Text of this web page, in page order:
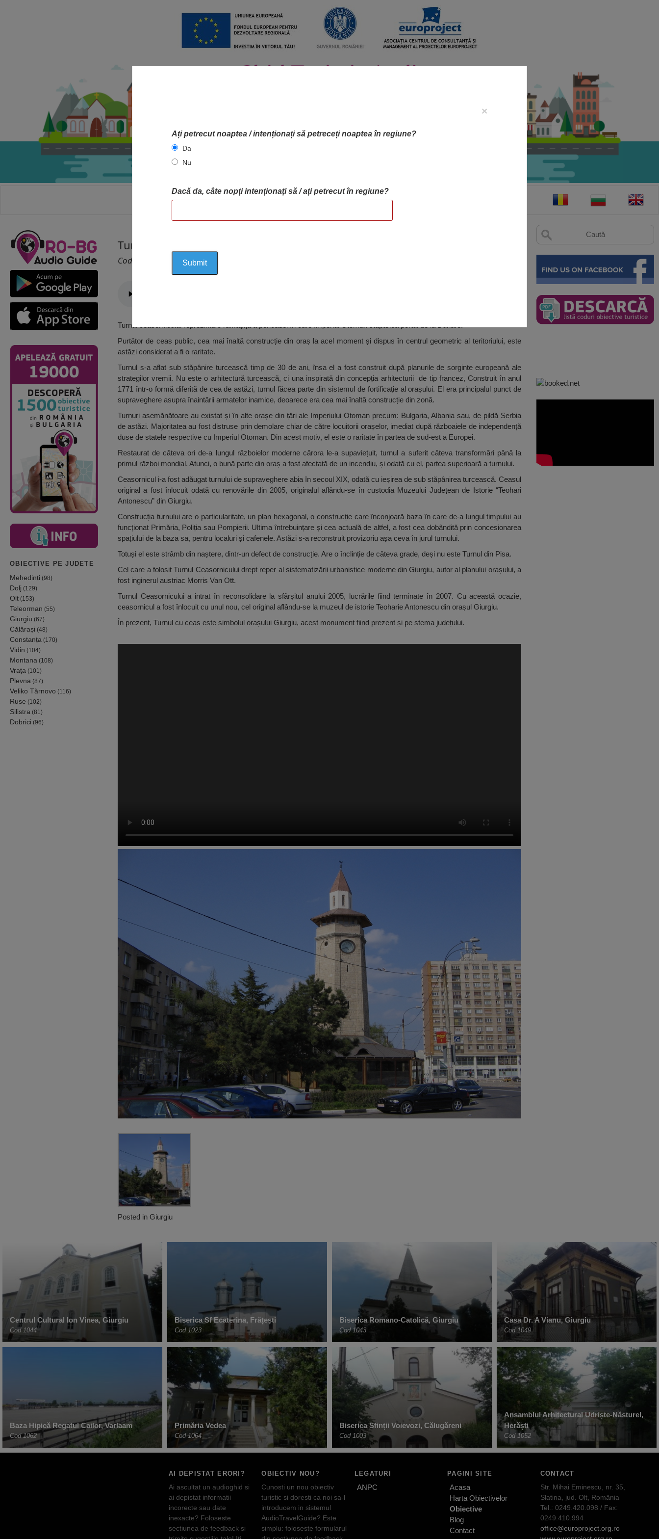
ACASA HARTA OBIECTIVELOR OBIECTIVE
OBIECTIVE PE JUDETE
Mehedinți (98)
Dolj (129)
Olt (153)
Teleorman (55)
Giurgiu (67)
Călărași (48)
Constanța (170)
Vidin (104)
Montana (108)
Vrața (101)
Plevna (87)
Veliko Tărnovo (116)
Ruse (102)
Silistra (81)
Dobrici (96)
Turnul Ceasornicarului, Giurgiu
Cod 1032
Turnul ceasornicului reprezintă o rămășiță a perioadei în care Imperiul Otoman stăpânea portul de la Dunăre.
Purtător de ceas public, cea mai înaltă construcție din oraș la acel moment și dispus în centrul geometric al teritoriului, este
astăzi considerat a fi o raritate.
Turnul s-a aflat sub stăpânire turcească timp de 30 de ani, însa el a fost construit după planurile de sorginte europeană ale
strategilor vremii. Nu este o arhitectură turcească, ci una inspirată din concepția arhitecturii de tip francez, Construit în anul
1771 într-o formă diferită de cea de astăzi, turnul făcea parte din sistemul de fortificație al orașului. El era principalul punct de
supraveghere asupra înaintării armatelor inamice, deoarece era cea mai înaltă construcție din zonă.
Turnuri asemănătoare au existat și în alte orașe din țări ale Imperiului Otoman precum: Bulgaria, Albania sau, de pildă Serbia
de astăzi. Majoritatea au fost distruse prin demolare chiar de către locuitorii orașelor, imediat după războaiele de independență
duse de statele respective cu Imperiul Otoman. Din acest motiv, el este o raritate în partea de sud-est a Europei.
Restaurat de câteva ori de-a lungul războielor moderne cărora le-a supaviețuit, turnul a suferit câteva transformări până la
primul război mondial. Atunci, o bună parte din oraș a fost afectată de un incendiu, și odată cu el, partea superioară a turnului.
Ceasornicul i-a fost adăugat turnului de supraveghere abia în secoul XIX, odată cu ieșirea de sub stăpânirea turcească. Ceasul
original a fost înlocuit odată cu renovările din 2005, originalul aflându-se în custodia Muzeului Județean de Istorie “Teohari
Antonescu” din Giurgiu.
Construcția turnului are o particularitate, un plan hexagonal, o construcție care înconjoară baza în care de-a lungul timpului au
funcționat Primăria, Poliția sau Pompierii. Ultima întrebuințare și cea actuală de altfel, a fost cea dobândită prin concesionarea
spațiului de la baza sa, pentru localuri și cafenele. Astăzi s-a reconstruit provizoriu așa ceva în jurul turnului.
Totuși el este strâmb din naștere, dintr-un defect de construcție. Are o înclinție de câteva grade, deși nu este Turnul din Pisa.
Cel care a folosit Turnul Ceasornicului drept reper al sistematizării urbanistice moderne din Giurgiu, autor al planului orașului, a
fost inginerul austriac Morris Van Ott.
Turnul Ceasornicului a intrat în reconsolidare la sfârșitul anului 2005, lucrările fiind terminate în 2007. Cu această ocazie,
ceasornicul a fost înlocuit cu unul nou, cel original aflându-se la muzeul de istorie Teoharie Antonescu din orașul Giurgiu.
În prezent, Turnul cu ceas este simbolul orașului Giurgiu, acest monument fiind prezent și pe stema județului.
×
Ați petrecut noaptea / intenționați să petreceți noaptea în regiune?
Da
Nu
Dacă da, câte nopți intenționați să / ați petrecut în regiune?
Posted in Giurgiu
Centrul Cultural Ion Vinea, Giurgiu
Cod 1044
Biserica Sf Ecaterina, Frățești
Cod 1023
Biserica Romano-Catolică, Giurgiu
Cod 1043
Casa Dr. A Vianu, Giurgiu
Cod 1049
Baza Hipică Regatul Cailor, Varlaam
Cod 1062
Primăria Vedea
Cod 1064
Biserica Sfinții Voievozi, Călugăreni
Cod 1003
Ansamblul Arhitectural Udriște-Năsturel,
Herăști
Cod 1052
AI DEPISTAT ERORI?
Ai ascultat un audioghid si
ai depistat informatii
incorecte sau date
inexacte? Foloseste
sectiunea de feedback si
OBIECTIV NOU?
Cunosti un nou obiectiv
turistic si doresti ca noi sa-l
introducem in sistemul
AudioTravelGuide? Este
simplu: foloseste formularul
LEGATURI
ANPC
PAGINI SITE
Acasa
Harta Obiectivelor
Obiective
Blog
Contact
CONTACT
Str. Mihai Eminescu, nr. 35,
Slatina, jud. Olt, România
Tel.: 0249.420.098 / Fax:
0249.410.994
office@europroject.org.ro